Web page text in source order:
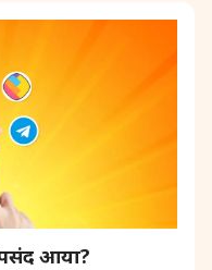
Sankashti Chaturthi
पसंद आया?